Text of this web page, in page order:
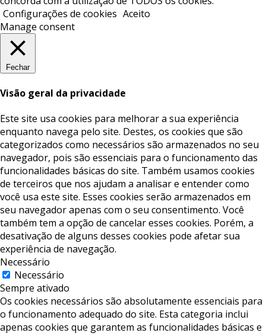
Configurações de cookies Aceito
Manage consent
Fechar
Visão geral da privacidade
Este site usa cookies para melhorar a sua experiência
enquanto navega pelo site. Destes, os cookies que são
categorizados como necessários são armazenados no seu
navegador, pois são essenciais para o funcionamento das
funcionalidades básicas do site. Também usamos cookies
de terceiros que nos ajudam a analisar e entender como
você usa este site. Esses cookies serão armazenados em
seu navegador apenas com o seu consentimento. Você
também tem a opção de cancelar esses cookies. Porém, a
desativação de alguns desses cookies pode afetar sua
experiência de navegação.
Necessário
Necessário
Sempre ativado
Os cookies necessários são absolutamente essenciais para
o funcionamento adequado do site. Esta categoria inclui
apenas cookies que garantem as funcionalidades básicas e